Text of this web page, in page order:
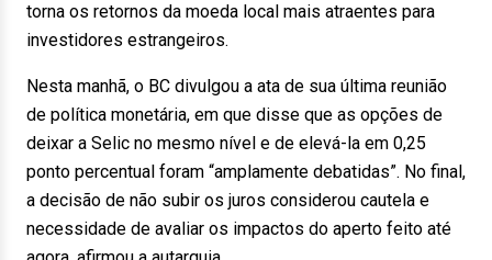
torna os retornos da moeda local mais atraentes para
investidores estrangeiros.
Nesta manhã, o BC divulgou a ata de sua última reunião
de política monetária, em que disse que as opções de
deixar a Selic no mesmo nível e de elevá-la em 0,25
ponto percentual foram “amplamente debatidas”. No final,
a decisão de não subir os juros considerou cautela e
necessidade de avaliar os impactos do aperto feito até